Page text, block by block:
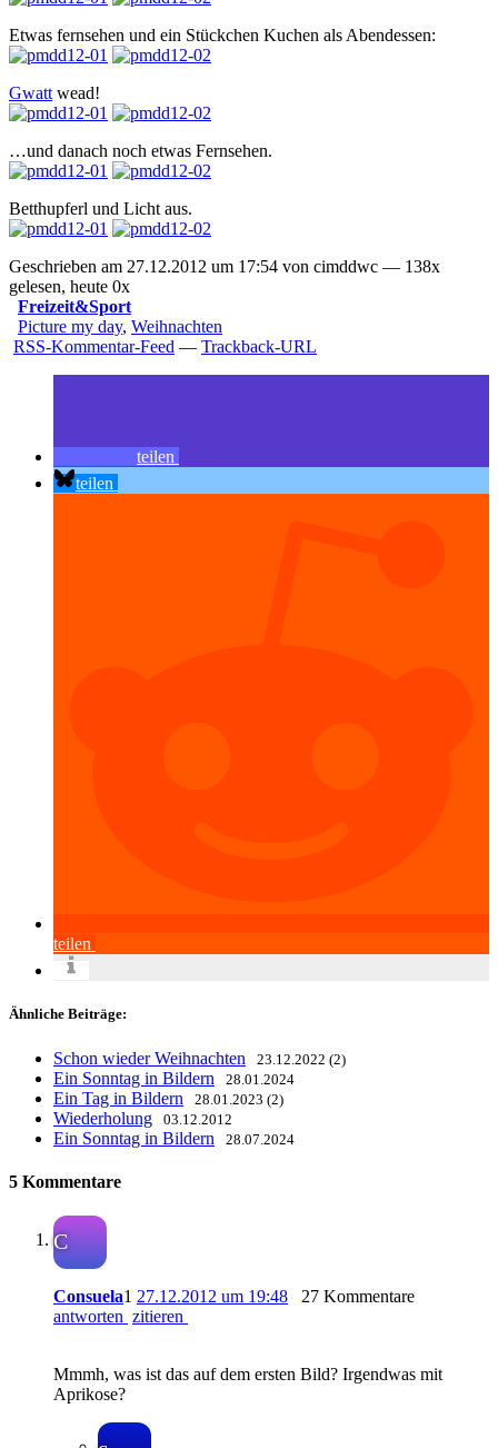
Etwas fernsehen und ein Stückchen Kuchen als Abendessen:
Gwatt wead!
…und danach noch etwas Fernsehen.
Betthupferl und Licht aus.
Geschrieben am 27.12.2012 um 17:54 von cimddwc — 138x
gelesen, heute 0x
Freizeit&Sport
Picture my day, Weihnachten
RSS-Kommentar-Feed — Trackback-URL
teilen
teilen
teilen
Ähnliche Beiträge:
Schon wieder Weihnachten 23.12.2022 (2)
Ein Sonntag in Bildern 28.01.2024
Ein Tag in Bildern 28.01.2023 (2)
Wiederholung 03.12.2012
Ein Sonntag in Bildern 28.07.2024
5 Kommentare
C
Consuela1 27.12.2012 um 19:48
27 Kommentare
antworten zitieren
Mmmh, was ist das auf dem ersten Bild? Irgendwas mit
Aprikose?